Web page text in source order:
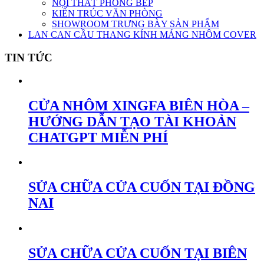
NỘI THẤT PHÒNG BẾP
KIẾN TRÚC VĂN PHÒNG
SHOWROOM TRƯNG BÀY SẢN PHẨM
LAN CAN CẦU THANG KÍNH MÁNG NHÔM COVER
TIN TỨC
CỬA NHÔM XINGFA BIÊN HÒA –
HƯỚNG DẪN TẠO TÀI KHOẢN
CHATGPT MIỄN PHÍ
SỬA CHỮA CỬA CUỐN TẠI ĐỒNG
NAI
SỬA CHỮA CỬA CUỐN TẠI BIÊN